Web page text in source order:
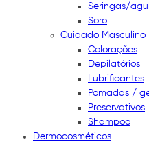
Seringas/
Soro
Cuidado Masculino
Colorações
Depilatórios
Lubrificantes
Pomadas /
Preservativos
Shampoo
Dermocosméticos